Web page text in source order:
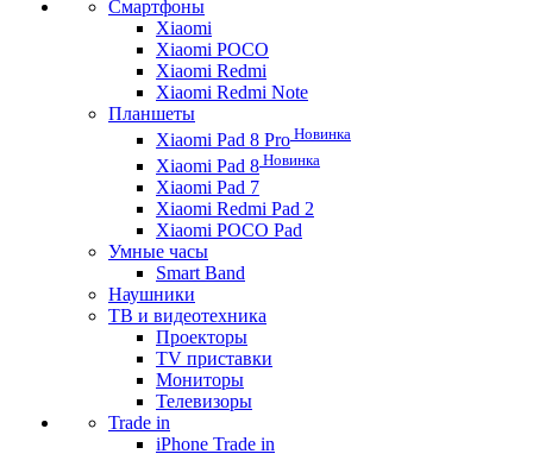
Смартфоны
Xiaomi
Xiaomi POCO
Xiaomi Redmi
Xiaomi Redmi Note
Планшеты
Xiaomi Pad 8 Pro Новинка
Xiaomi Pad 8 Новинка
Xiaomi Pad 7
Xiaomi Redmi Pad 2
Xiaomi POCO Pad
Умные часы
Smart Band
Наушники
ТВ и видеотехника
Проекторы
TV приставки
Мониторы
Телевизоры
Trade in
iPhone Trade in